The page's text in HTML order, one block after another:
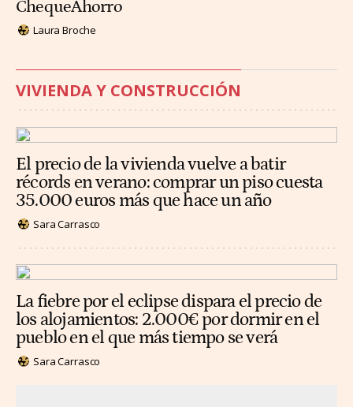
ChequeAhorro
Laura Broche
VIVIENDA Y CONSTRUCCIÓN
El precio de la vivienda vuelve a batir
récords en verano: comprar un piso cuesta
35.000 euros más que hace un año
Sara Carrasco
La fiebre por el eclipse dispara el precio de
los alojamientos: 2.000€ por dormir en el
pueblo en el que más tiempo se verá
Sara Carrasco